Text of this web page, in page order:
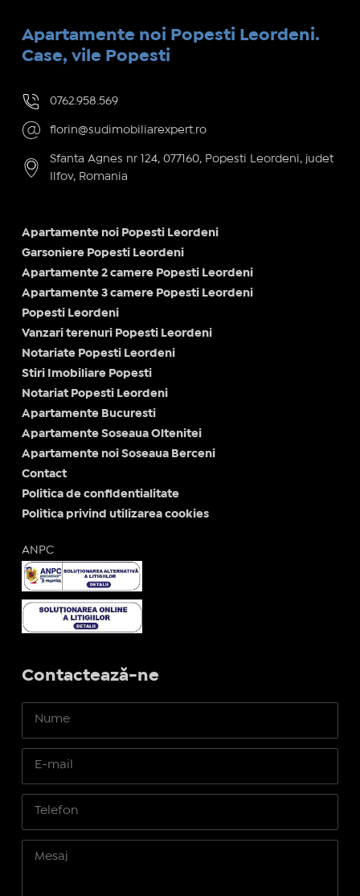
Apartamente noi Popesti Leordeni.
Case, vile Popesti
0762.958.569
florin@sudimobiliarexpert.ro
Sfanta Agnes nr 124, 077160, Popesti Leordeni, judet
Ilfov, Romania
Apartamente noi Popesti Leordeni
Garsoniere Popesti Leordeni
Apartamente 2 camere Popesti Leordeni
Apartamente 3 camere Popesti Leordeni
Popesti Leordeni
Vanzari terenuri Popesti Leordeni
Notariate Popesti Leordeni
Stiri Imobiliare Popesti
Notariat Popesti Leordeni
Apartamente Bucuresti
Apartamente Soseaua Oltenitei
Apartamente noi Soseaua Berceni
Contact
Politica de confidentialitate
Politica privind utilizarea cookies
ANPC
Contactează-ne